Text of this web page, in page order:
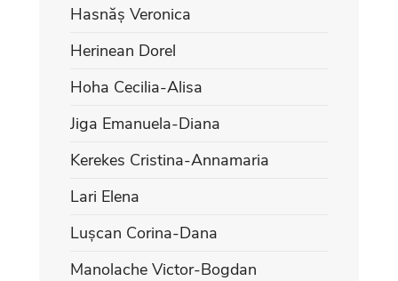
Hasnăș Veronica
Herinean Dorel
Hoha Cecilia-Alisa
Jiga Emanuela-Diana
Kerekes Cristina-Annamaria
Lari Elena
Lușcan Corina-Dana
Manolache Victor-Bogdan